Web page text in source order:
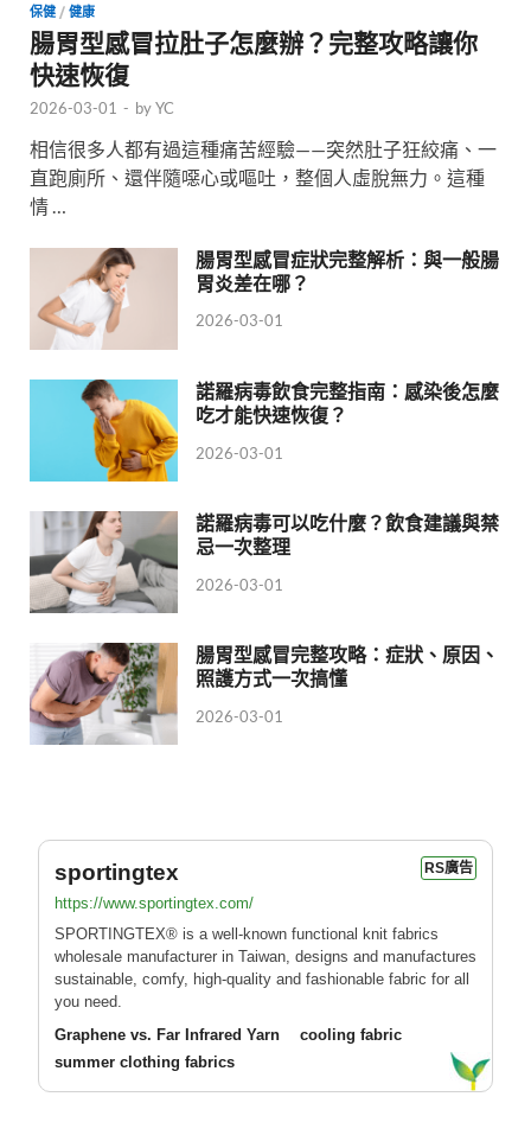
保健 / 健康
腸胃型感冒拉肚子怎麼辦？完整攻略讓你
快速恢復
2026-03-01 - byYC
相信很多人都有過這種痛苦經驗——突然肚子狂絞痛、一
直跑廁所、還伴隨噁心或嘔吐，整個人虛脫無力。這種
情 …
腸胃型感冒症狀完整解析：與一般腸
胃炎差在哪？
2026-03-01
諾羅病毒飲食完整指南：感染後怎麼
吃才能快速恢復？
2026-03-01
諾羅病毒可以吃什麼？飲食建議與禁
忌一次整理
2026-03-01
腸胃型感冒完整攻略：症狀、原因、
照護方式一次搞懂
2026-03-01
sportingtex RS廣告
https://www.sportingtex.com/
SPORTINGTEX® is a well-known functional knit fabrics
wholesale manufacturer in Taiwan, designs and manufactures
sustainable, comfy, high-quality and fashionable fabric for all
you need.
Graphene vs. Far Infrared Yarn
cooling fabric
summer clothing fabrics